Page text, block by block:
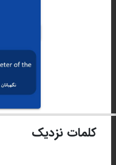
کلمات نزدیک